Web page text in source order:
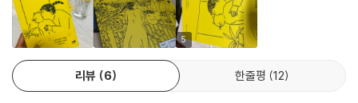
「고양이 생활」에는 고양이 뮤뮤와의 생활뿐 아니라 창작자이자 프리랜서,
1인 가구로서 살아가는 생활 이야기도 담겨 있다. 특히 ‘집’의 의미에 대해
자주 생각한다. 집은 뮤뮤와 삶을 나누는 공간이자 쉼의 공간, 창작의 공간
5
리뷰 6 한줄평 12